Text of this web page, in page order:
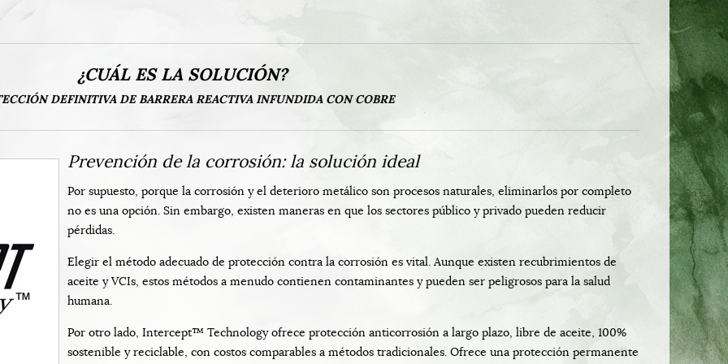
¿CUÁL ES LA SOLUCIÓN?
DEFINITIVA DE BARRERA REACTIVA INFUNDIDA CON COBRE
Prevención de la corrosión: la solución ideal
Por supuesto, porque la corrosión y el deterioro metálico son procesos naturales, eliminarlos por completo
no es una opción. Sin embargo, existen maneras en que los sectores público y privado pueden reducir
pérdidas.
Elegir el método adecuado de protección contra la corrosión es vital. Aunque existen recubrimientos de
aceite y VCIs, estos métodos a menudo contienen contaminantes y pueden ser peligrosos para la salud
humana.
Por otro lado, Intercept™ Technology ofrece protección anticorrosión a largo plazo, libre de aceite, 100%
sostenible y reciclable, con costos comparables a métodos tradicionales. Ofrece una protección permanente